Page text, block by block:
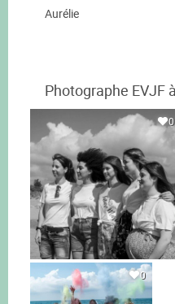
Aurélie
Photographe EVJF
0
0